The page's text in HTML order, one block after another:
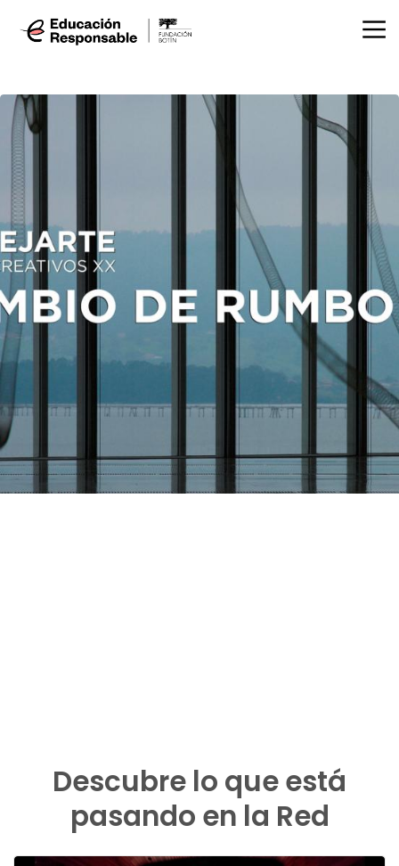
Descubre lo que está
pasando en la Red